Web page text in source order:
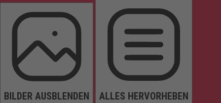
BILDER AUSBLENDEN ALLES HERVORHEBEN